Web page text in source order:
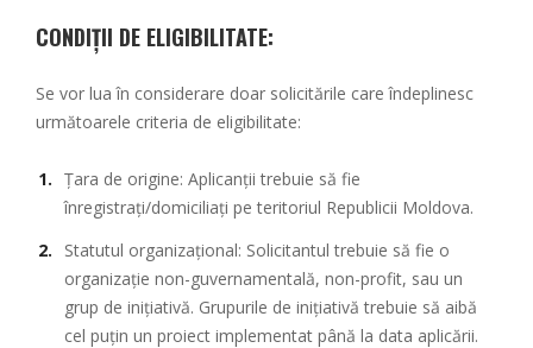
CONDIȚII DE ELIGIBILITATE:
Se vor lua în considerare doar solicitările care îndeplinesc
următoarele criteria de eligibilitate:
Țara de origine: Aplicanții trebuie să fie
înregistrați/domiciliați pe teritoriul Republicii Moldova.
Statutul organizațional: Solicitantul trebuie să fie o
organizație non-guvernamentală, non-profit, sau un
grup de inițiativă. Grupurile de inițiativă trebuie să aibă
cel puțin un proiect implementat până la data aplicării.